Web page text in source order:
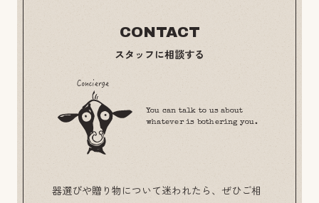
CONTACT
スタッフに相談する
You can talk to us about
whatever is bothering you.
器選びや贈り物について迷われたら、ぜひご相